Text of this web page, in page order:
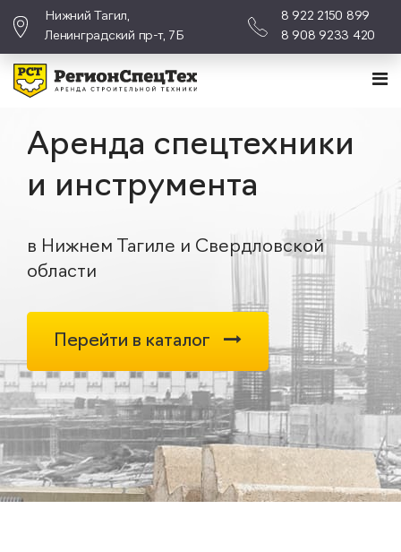
Нижний Тагил,
Ленинградский пр-т, 7Б
8 922 2150 899
8 908 9233 420
Аренда спецтехники
и инструмента
в Нижнем Тагиле и Свердловской
области
Перейти в каталог